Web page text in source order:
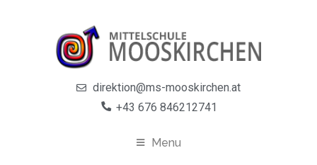
direktion@ms-mooskirchen.at
+43 676 846212741
Menu